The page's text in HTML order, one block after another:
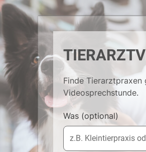
Finde Tierarztpraxen
Videosprechstunde.
Was (optional)